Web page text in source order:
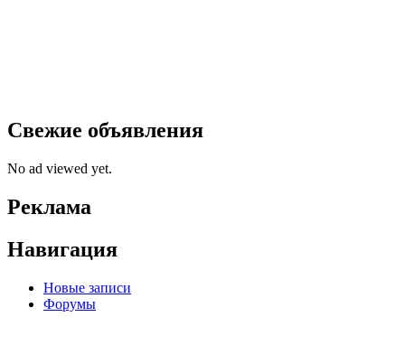
Свежие объявления
No ad viewed yet.
Реклама
Навигация
Новые записи
Форумы